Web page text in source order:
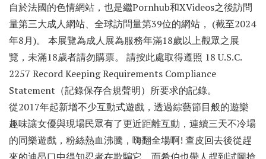
自於法國的色情網站，也是繼Pornhub和XVideos之後訪問
量第三大成人網站、全球訪問量第39位的網站， (截至2024
年8月)。 本展覽為成人展為服務年滿18歲以上觀眾之展
覽，未滿18歲者請勿購票。 請按此處取得遵照 18 U.S.C.
2257 Record Keeping Requirements Compliance
Statement（記錄保存合規聲明）所要求的記錄。
從2017年起新增不少互動式遊戲，透過綜藝節目般的遊樂
趣味讓女優與現場民眾有了更近距離互動，連續三天不冷場
的同樂遊戲，粉絲熱血沸騰，嗨翻全場啊! 查皮回去後從趕